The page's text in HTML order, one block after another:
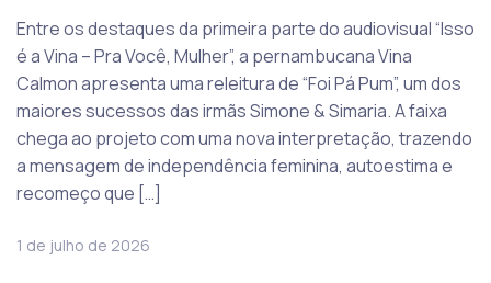
Entre os destaques da primeira parte do audiovisual “Isso
é a Vina – Pra Você, Mulher”, a pernambucana Vina
Calmon apresenta uma releitura de “Foi Pá Pum”, um dos
maiores sucessos das irmãs Simone & Simaria. A faixa
chega ao projeto com uma nova interpretação, trazendo
a mensagem de independência feminina, autoestima e
recomeço que […]
1 de julho de 2026